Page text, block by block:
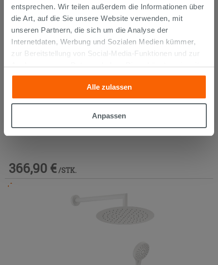
entsprechen. Wir teilen außerdem die Informationen über
die Art, auf die Sie unsere Website verwenden, mit
unseren Partnern, die sich um die Analyse der
Internetdaten, Werbung und Sozialen Medien kümmer,
zur Bereitstellung von Social-Media-Funktionen und zur
Analyse unseres Datenverkehrs. Diese könnten sie mit
anderen Informationen, die Sie ihnen geliefert haben oder
die sie aufgrund Ihrer Verwendung ihrer Dienste
gesammelt haben, kombinieren. Falls Sie mehr wissen
möchten oder Ihre Zustimmung zu allen oder einigen
Zustimmung kann durch Klicken auf die Schaltfläche
nach der Installation der technischen Cookies fortsetzen.
Alle zulassen
Anpassen
366,90 € /STK.